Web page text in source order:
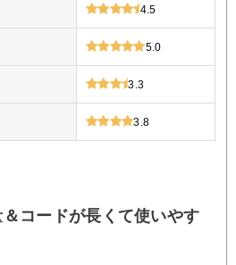
4.5
5.0
3.3
3.8
コードが長くて使いやす